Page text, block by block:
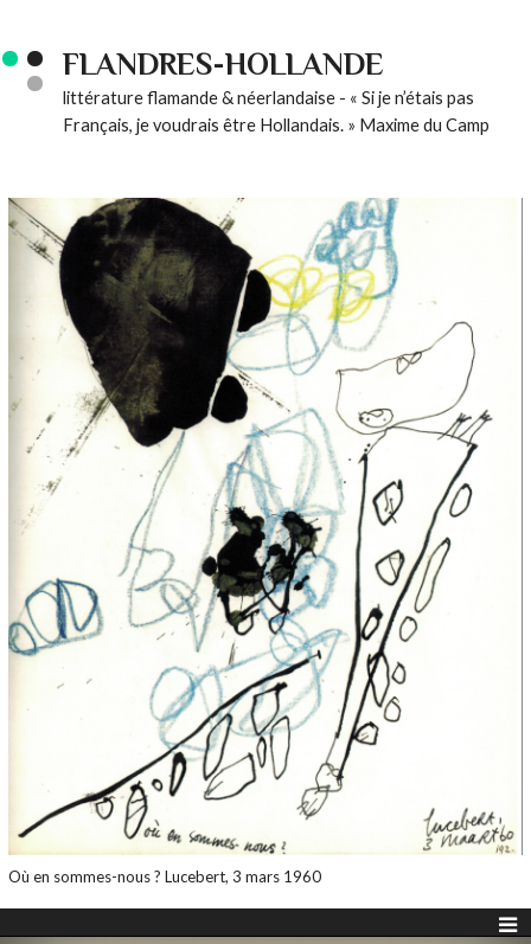
FLANDRES-HOLLANDE
littérature flamande & néerlandaise - « Si je n’étais pas
Français, je voudrais être Hollandais. » Maxime du Camp
Où en sommes-nous ? Lucebert, 3 mars 1960